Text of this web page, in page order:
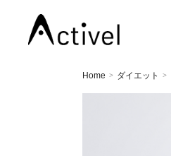
Home > ダイエット >